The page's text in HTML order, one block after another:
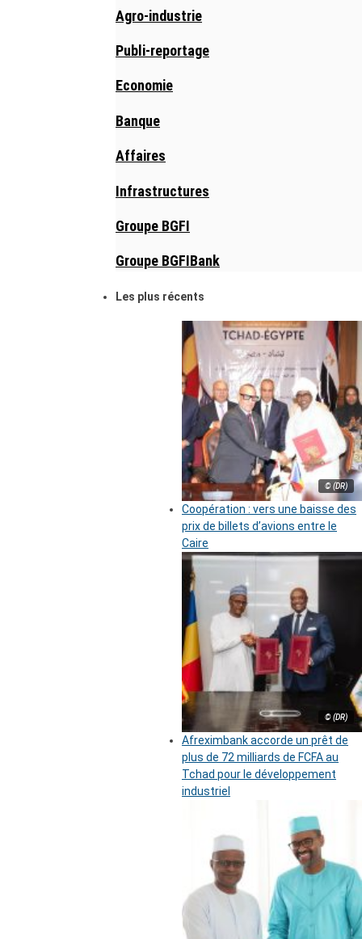
Agro-industrie
Publi-reportage
Economie
Banque
Affaires
Infrastructures
Groupe BGFI
Groupe BGFIBank
Les plus récents
© (DR)
Coopération : vers une baisse des
prix de billets d’avions entre le
Caire
© (DR)
Afreximbank accorde un prêt de
plus de 72 milliards de FCFA au
Tchad pour le développement
industriel